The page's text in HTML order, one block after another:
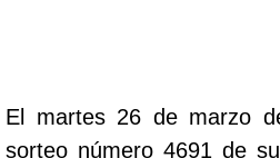
Cafeterito Noche
El martes 26 de marzo
sorteo número 4691 de su